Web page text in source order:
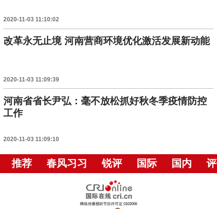
2020-11-03 11:10:02
改革永无止境 河南营商环境优化激活发展新动能
2020-11-03 11:09:39
河南省省长尹弘：毫不放松抓好秋冬季疫情防控
工作
2020-11-03 11:09:10
推荐 春风习习 锐评 国际 国内
网络传播视听节目许可证 0102006